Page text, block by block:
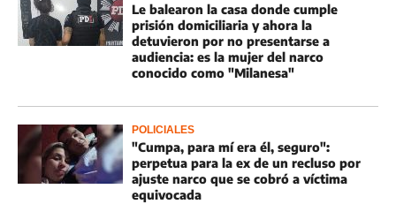
Le balearon la casa donde cumple
prisión domiciliaria y ahora la
detuvieron por no presentarse a
audiencia: es la mujer del narco
conocido como "Milanesa"
POLICIALES
"Cumpa, para mí era él, seguro":
perpetua para la ex de un recluso por
ajuste narco que se cobró a víctima
equivocada